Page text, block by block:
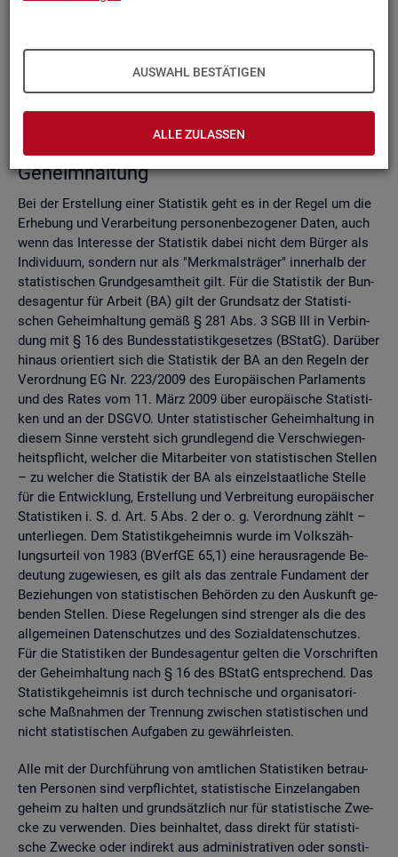
AUSWAHL BESTÄTIGEN
ALLE ZULASSEN
tung
Zell­sper­rungs­ver­fah­ren
Run­dungs­ver­fah­ren
Ver­gleich der Ver­fah­ren
Recht­li­che Grund­la­gen der sta­tis­ti­schen
Ge­heim­hal­tung
Bei der Er­stel­lung einer Sta­tis­tik geht es in der Regel um die
Er­he­bung und Ver­ar­bei­tung per­so­nen­be­zo­ge­ner Daten, auch
wenn das In­ter­es­se der Sta­tis­tik dabei nicht dem Bür­ger als
In­di­vi­du­um, son­dern nur als "Merk­mals­trä­ger" in­ner­halb der
sta­tis­ti­schen Grund­ge­samt­heit gilt. Für die Sta­tis­tik der Bun­
des­agen­tur für Ar­beit (BA) gilt der Grund­satz der Sta­tis­ti­
schen Ge­heim­hal­tung gemäß § 281 Abs. 3 SGB III in Ver­bin­
dung mit § 16 des Bun­des­sta­tis­tik­ge­set­zes (BStatG). Dar­über
hin­aus ori­en­tiert sich die Sta­tis­tik der BA an den Re­geln der
Ver­ord­nung EG Nr. 223/2009 des Eu­ro­päi­schen Par­la­ments
und des Rates vom 11. März 2009 über eu­ro­päi­sche Sta­tis­ti­
ken und an der DSGVO. Unter sta­tis­ti­scher Ge­heim­hal­tung in
die­sem Sinne ver­steht sich grund­le­gend die Ver­schwie­gen­
heits­pflicht, wel­cher die Mit­ar­bei­ter von sta­tis­ti­schen Stel­len
– zu wel­cher die Sta­tis­tik der BA als ein­zel­staat­li­che Stel­le
für die Ent­wick­lung, Er­stel­lung und Ver­brei­tung eu­ro­päi­scher
Sta­tis­ti­ken i. S. d. Art. 5 Abs. 2 der o. g. Ver­ord­nung zählt –
un­ter­lie­gen. Dem Sta­tis­tik­ge­heim­nis wurde im Volks­zäh­
lungs­ur­teil von 1983 (BVerf­GE 65,1) eine her­aus­ra­gen­de Be­
deu­tung zu­ge­wie­sen, es gilt als das zen­tra­le Fun­da­ment der
Be­zie­hun­gen von sta­tis­ti­schen Be­hör­den zu den Aus­kunft ge­
ben­den Stel­len. Diese Re­ge­lun­gen sind stren­ger als die des
all­ge­mei­nen Da­ten­schut­zes und des So­zi­al­da­ten­schut­zes.
Für die Sta­tis­ti­ken der Bun­des­agen­tur gel­ten die Vor­schrif­ten
der Ge­heim­hal­tung nach § 16 des BStatG ent­spre­chend. Das
Sta­tis­tik­ge­heim­nis ist durch tech­ni­sche und or­ga­ni­sa­to­ri­
sche Maß­nah­men der Tren­nung zwi­schen sta­tis­ti­schen und
nicht sta­tis­ti­schen Auf­ga­ben zu ge­währ­leis­ten.
Alle mit der Durch­füh­rung von amt­li­chen Sta­tis­ti­ken be­trau­
ten Per­so­nen sind ver­pflich­tet, sta­tis­ti­sche Ein­zel­an­ga­ben
ge­heim zu hal­ten und grund­sätz­lich nur für sta­tis­ti­sche Zwe­
cke zu ver­wen­den. Dies be­inhal­tet, dass di­rekt für sta­tis­ti­
sche Zwe­cke oder in­di­rekt aus ad­mi­nis­tra­ti­ven oder sons­ti­